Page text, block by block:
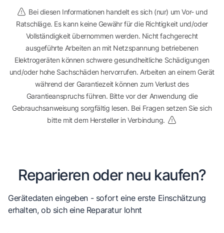
Bei diesen Informationen handelt es sich (nur) um Vor- und
Ratschläge. Es kann keine Gewähr für die Richtigkeit und/oder
Vollständigkeit übernommen werden. Nicht fachgerecht
ausgeführte Arbeiten an mit Netzspannung betriebenen
Elektrogeräten können schwere gesundheitliche Schädigungen
und/oder hohe Sachschäden hervorrufen. Arbeiten an einem Gerät
während der Garantiezeit können zum Verlust des
Garantieanspruchs führen. Bitte vor der Anwendung die
Gebrauchsanweisung sorgfältig lesen. Bei Fragen setzen Sie sich
bitte mit dem Hersteller in Verbindung.
Reparieren oder neu kaufen?
Gerätedaten eingeben - sofort eine erste Einschätzung
erhalten, ob sich eine Reparatur lohnt